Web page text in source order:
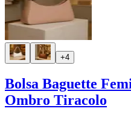
+4
Bolsa Baguette
Ombro Tiracolo